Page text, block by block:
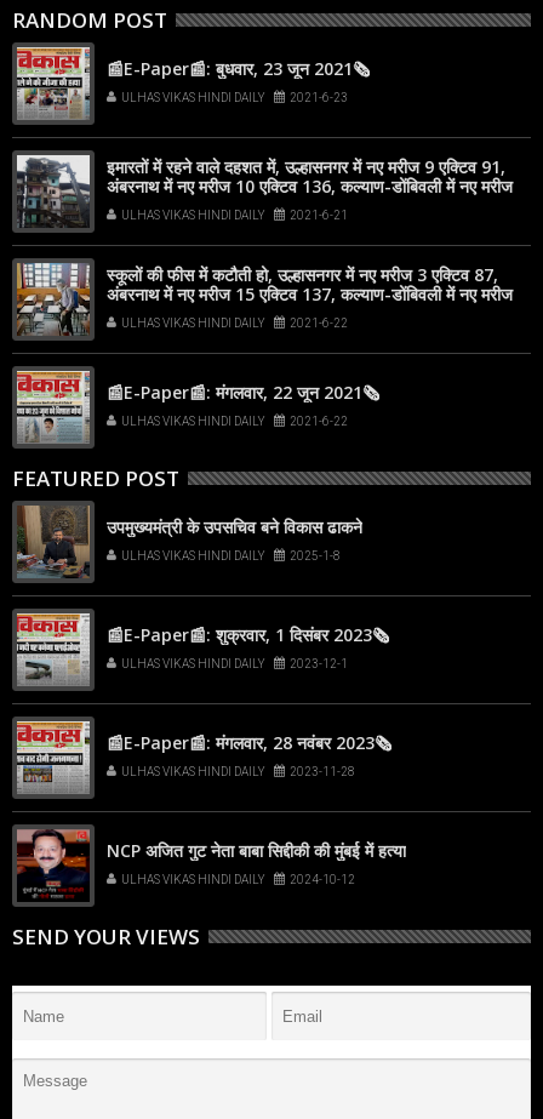
RANDOM POST
📰E-Paper📰: बुधवार, 23 जून 2021🗞
ULHAS VIKAS HINDI DAILY 2021-6-23
इमारतों में रहने वाले दहशत में, उल्हासनगर में नए मरीज 9 एक्टिव 91,
अंबरनाथ में नए मरीज 10 एक्टिव 136, कल्याण-डोंबिवली में नए मरीज
96 ULHAS VIKAS HINDI DAILY 2021-6-21
स्कूलों की फीस में कटौती हो, उल्हासनगर में नए मरीज 3 एक्टिव 87,
अंबरनाथ में नए मरीज 15 एक्टिव 137, कल्याण-डोंबिवली में नए मरीज
67 ULHAS VIKAS HINDI DAILY 2021-6-22
📰E-Paper📰: मंगलवार, 22 जून 2021🗞
ULHAS VIKAS HINDI DAILY 2021-6-22
FEATURED POST
उपमुख्यमंत्री के उपसचिव बने विकास ढाकने
ULHAS VIKAS HINDI DAILY 2025-1-8
📰E-Paper📰: शुक्रवार, 1 दिसंबर 2023🗞
ULHAS VIKAS HINDI DAILY 2023-12-1
📰E-Paper📰: मंगलवार, 28 नवंबर 2023🗞
ULHAS VIKAS HINDI DAILY 2023-11-28
NCP अजित गुट नेता बाबा सिद्दीकी की मुंबई में हत्या
ULHAS VIKAS HINDI DAILY 2024-10-12
SEND YOUR VIEWS